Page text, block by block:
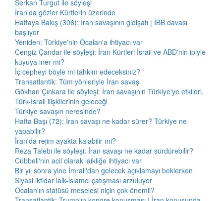
Serkan Turgut ile söyleşi
İran'da gözler Kürtlerin üzerinde
Haftaya Bakış (306): İran savaşının gidişatı | İBB davası
başlıyor
Yeniden: Türkiye'nin Öcalan'a ihtiyacı var
Cengiz Çandar ile söyleşi: İran Kürtleri İsrail ve ABD'nin ipiyle
kuyuya iner mi?
İç cepheyi böyle mi tahkim edeceksiniz?
Transatlantik: Tüm yönleriyle İran savaşı
Gökhan Çınkara ile söyleşi: İran savaşının Türkiye'ye etkileri,
Türk-İsrail ilişkilerinin geleceği
Türkiye savaşın neresinde?
Hafta Başı (72): İran savaşı ne kadar sürer? Türkiye ne
yapabilir?
İran'da rejim ayakta kalabilir mi?
Reza Talebi ile söyleşi: İran savaşı ne kadar sürdürebilir?
Cübbeli'nin acil olarak laikliğe ihtiyacı var
Bir yıl sonra yine İmralı'dan gelecek açıklamayı beklerken
Siyasi iktidar laik-islamcı çatışması arzuluyor
Öcalan'ın statüsü meselesi niçin çok önemli?